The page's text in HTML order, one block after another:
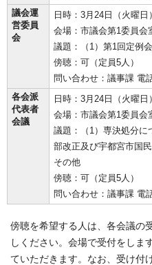
議会運
営委員
会
日時：3月24日（火曜日
会場：市議会第1委員会
議題：（1）第1回定例
傍聴：可（定員5人）
問い合わせ：議事課 電
各会派
代表者
会議
日時：3月24日（火曜日
会場：市議会第1委員会
議題：（1）専決処分に
部改正及び宇都宮市国
その他
傍聴：可（定員5人）
問い合わせ：議事課 電
傍聴を希望する人は、各会議の
しください。会場で受付をしま
ていただきます。なお、受け付